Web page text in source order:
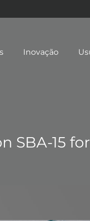
Inovação
SBA-15